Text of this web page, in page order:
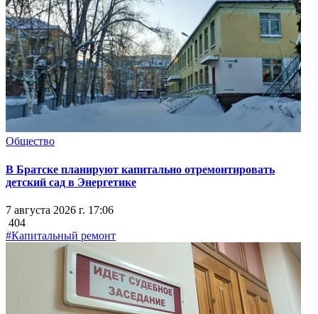
Общество
В Братске планируют капитально отремонтировать
детский сад в Энергетике
7 августа 2026 г. 17:06
404
#Капитальный ремонт